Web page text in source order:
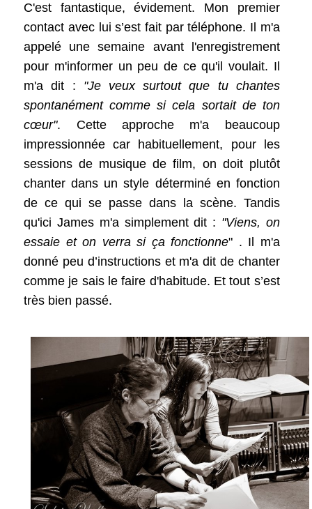
C'est fantastique, évidement. Mon premier
contact avec lui s’est fait par téléphone. Il m'a
appelé une semaine avant l'enregistrement
pour m'informer un peu de ce qu'il voulait. Il
m'a dit : "Je veux surtout que tu chantes
spontanément comme si cela sortait de ton
cœur". Cette approche m'a beaucoup
impressionnée car habituellement, pour les
sessions de musique de film, on doit plutôt
chanter dans un style déterminé en fonction
de ce qui se passe dans la scène. Tandis
qu'ici James m'a simplement dit : "Viens, on
essaie et on verra si ça fonctionne" . Il m'a
donné peu d’instructions et m'a dit de chanter
comme je sais le faire d'habitude. Et tout s’est
très bien passé.